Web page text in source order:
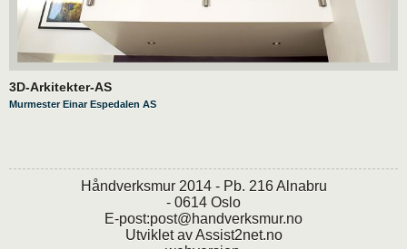
3D-Arkitekter-AS
Murmester Einar Espedalen AS
Håndverksmur 2014 - Pb. 216 Alnabru
- 0614 Oslo
E-post:post@handverksmur.no
Utviklet avAssist2net.no